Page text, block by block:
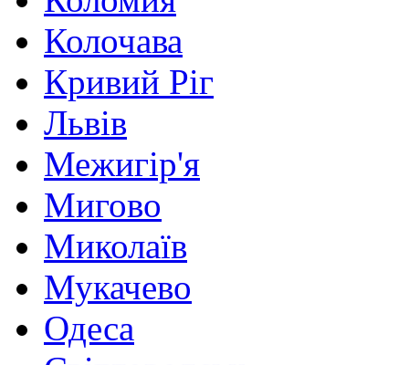
Колочава
Кривий Ріг
Львів
Межигір'я
Мигово
Миколаїв
Мукачево
Одеса